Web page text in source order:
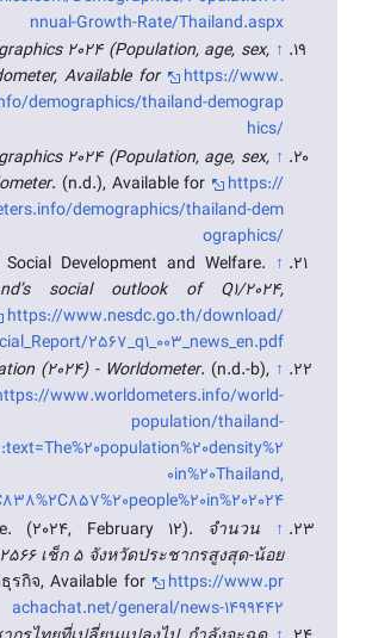
nnual-Growth-Rate/Thailand.aspx
↑
2024 (Population, age, sex,
Available for
https://www.
demographics/thailand-demograp
hics/
↑
2024 (Population, age, sex,
. (n.d.), Available for
https://
demographics/thailand-dem
ographics/
↑
Development and Welfare.
social outlook of Q1/2024,
https://www.nesdc.go.th/download/
2567_q1_003_news_en.pdf
↑
(2024) - Worldometer. (n.d.-b),
www.worldometers.info/world-
population/thailand-
0in%20Thailand,
↑
(2024, February 12). จำนวน
เช็ก 5 จังหวัดประชากรสูงสุด-น้อย
กิจ, Available for
https://www.pr
achachat.net/general/news-1499442